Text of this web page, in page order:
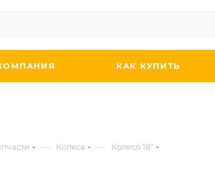
КАК КУПИТЬ
— Колеса — Колесо 18"